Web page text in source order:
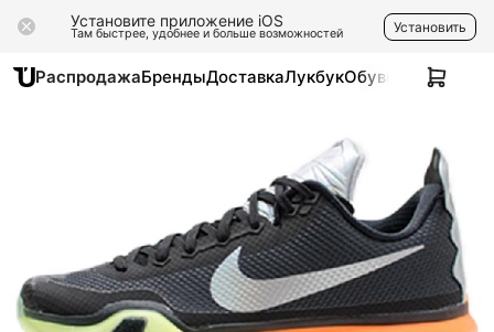
Установите приложение iOS
Там быстрее, удобнее и больше возможностей Установить
РаспродажаБрендыДоставкаЛукбукОбувь Одежда